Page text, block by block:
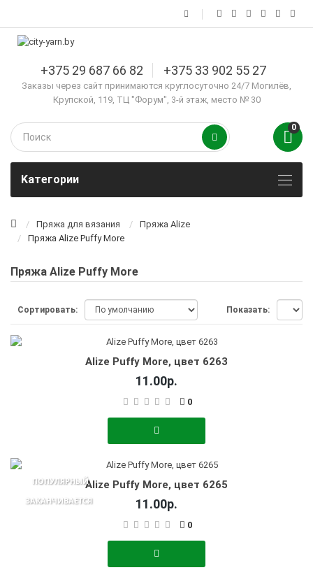
+375 29 687 66 82 +375 33 902 55 27
Заказы через сайт принимаются круглосуточно 24/7 Могилёв,
Крупской, 119, ТЦ "Форум", 3-й этаж, место № 30
0
Kатегории
Пряжа для вязания
Пряжа Alize
Пряжа Alize Puffy More
Пряжа Alize Puffy More
Сортировать: Показать:
Alize Puffy More, цвет 6263
11.00р.
0
ПОПУЛЯРНЫЙ
ЗАКАНЧИВАЕТСЯ
Alize Puffy More, цвет 6265
11.00р.
0